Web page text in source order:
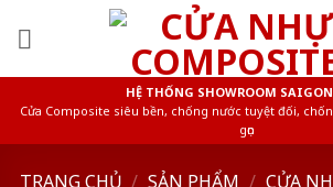
HỆ THỐNG SHOWROOM
Cửa Composite siêu bền, chống nước tuyệt đối,
gọn
TRANG CHỦ / SẢN PHẨM / CỬA